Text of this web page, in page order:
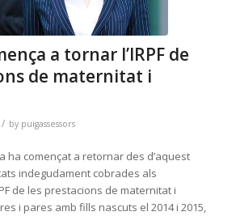
a tornar l’IRPF de
de maternitat i
/ by puigassessors
ha començat a retornar des d’aquest
indegudament cobrades als
de les prestacions de maternitat i
i pares amb fills nascuts el 2014 i 2015,